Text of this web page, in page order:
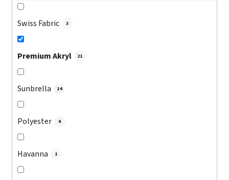
Swiss Fabric 3
Premium Akryl 21
Sunbrella 14
Polyester 6
Havanna 1